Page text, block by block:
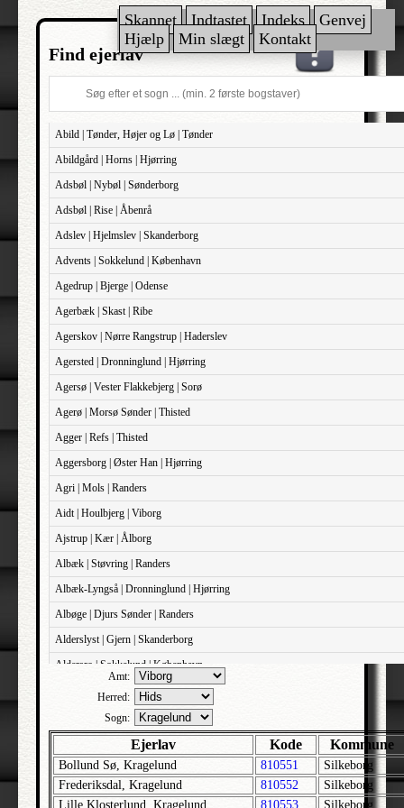
Skannet Indtastet Indeks
Genvej
Hjælp
Min slægt Kontakt
Find ejerlav
Abild | Tønder, Højer og Lø | Tønder
Abildgård | Horns | Hjørring
Adsbøl | Nybøl | Sønderborg
Adsbøl | Rise | Åbenrå
Adslev | Hjelmslev | Skanderborg
Advents | Sokkelund | København
Agedrup | Bjerge | Odense
Agerbæk | Skast | Ribe
Agerskov | Nørre Rangstrup | Haderslev
Agersted | Dronninglund | Hjørring
Agersø | Vester Flakkebjerg | Sorø
Agerø | Morsø Sønder | Thisted
Agger | Refs | Thisted
Aggersborg | Øster Han | Hjørring
Agri | Mols | Randers
Aidt | Houlbjerg | Viborg
Ajstrup | Kær | Ålborg
Albæk | Støvring | Randers
Albæk-Lyngså | Dronninglund | Hjørring
Albøge | Djurs Sønder | Randers
Alderslyst | Gjern | Skanderborg
Aldersro | Sokkelund | København
Allehelgens | Sokkelund | København
Aller | Sønder Tyrstrup | Haderslev
Allerslev | Bårse | Præstø
Allerslev | Voldborg | Roskilde
Allerup | Åsum | Odense
Amt:
Herred:
Sogn:
Ejerlav Kode Kommune
Bollund Sø, Kragelund 810551
Silkeborg
Frederiksdal, Kragelund
810552
Silkeborg
Lille Klosterlund, Kragelund
810553 Silkeborg